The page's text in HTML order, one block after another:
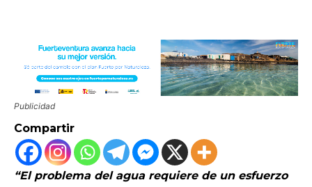
Publicidad
Compartir
“El problema del agua requiere de un esfuerzo